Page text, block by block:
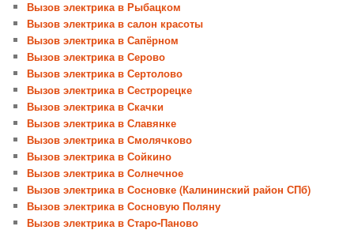
Вызов электрика в Рыбацком
Вызов электрика в салон красоты
Вызов электрика в Сапёрном
Вызов электрика в Серово
Вызов электрика в Сертолово
Вызов электрика в Сестрорецке
Вызов электрика в Скачки
Вызов электрика в Славянке
Вызов электрика в Смолячково
Вызов электрика в Сойкино
Вызов электрика в Солнечное
Вызов электрика в Сосновке (Калининский район СПб)
Вызов электрика в Сосновую Поляну
Вызов электрика в Старо-Паново